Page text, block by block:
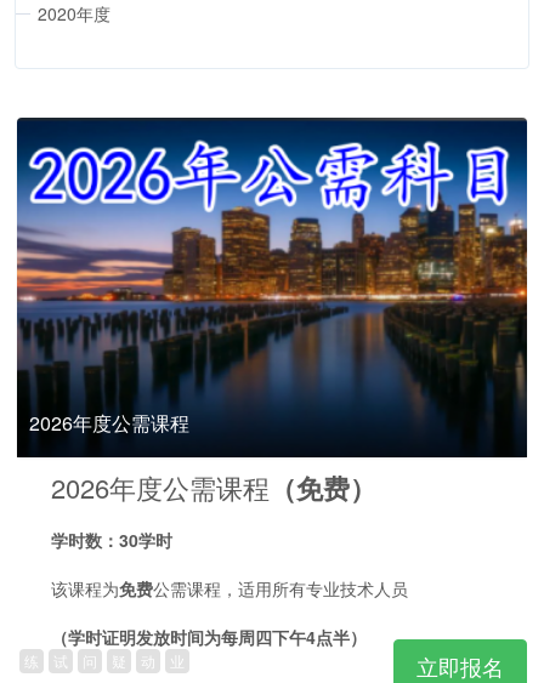
2020年度
2026年度公需课程
2026年度公需课程 （免费）
学时数：30学时
该课程为免费公需课程，适用所有专业技术人员
（学时证明发放时间为每周四下午4点半）
立即报名
练 试 问 疑 动 业